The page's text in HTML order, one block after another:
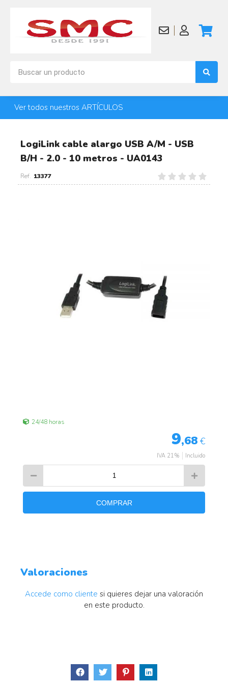
Ver todos nuestros ARTÍCULOS
LogiLink cable alargo USB A/M - USB
B/H - 2.0 - 10 metros - UA0143
13377
24/48 horas
9,68 €
IVA 21% Incluido
COMPRAR
Valoraciones
Accede como cliente si quieres dejar una valoración
en este producto.